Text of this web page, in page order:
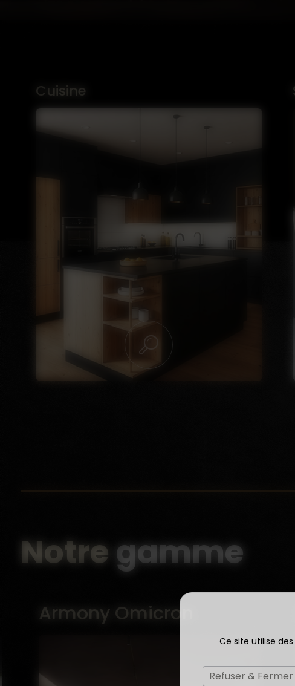
Ce site utilise
Refuser & Fermer
Cuisine
Notregamme
Armony Skyline